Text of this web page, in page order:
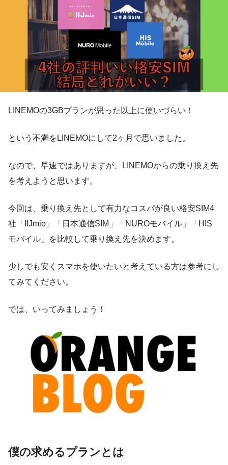
LINEMOの3GBプランが思った以上に使いづらい！
という不満をLINEMOにして2ヶ月で思いました。
なので、早速ではありますが、LINEMOからの乗り換え先
を考えようと思います。
今回は、乗り換え先として有力なコスパが良い格安SIM4
社「IIJmio」「日本通信SIM」「NUROモバイル」「HIS
モバイル」を比較して乗り換え先を決めます。
少しでも安くスマホを使いたいと考えている方は参考にし
てみてください。
では、いってみましょう！
僕の求めるプランとは